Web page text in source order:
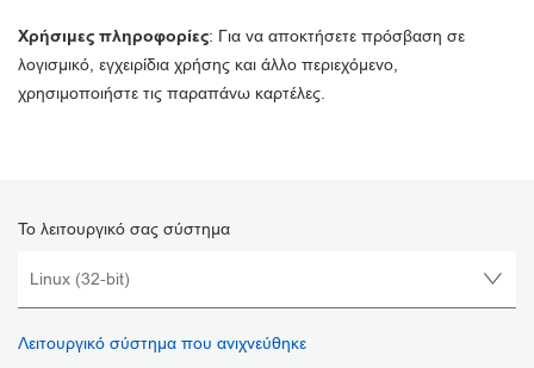
Χρήσιμες πληροφορίες: Για να αποκτήσετε πρόσβαση σε
λογισμικό, εγχειρίδια χρήσης και άλλο περιεχόμενο,
χρησιμοποιήστε τις παραπάνω καρτέλες.
Το λειτουργικό σας σύστημα
Λειτουργικό σύστημα που ανιχνεύθηκε